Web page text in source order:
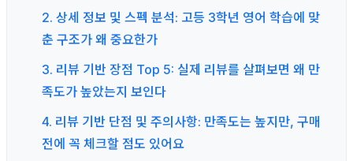
2. 상세 정보 및 스펙 분석: 고등 3학년 영어 학습에 맞
춘 구조가 왜 중요한가
3. 리뷰 기반 장점 Top 5: 실제 리뷰를 살펴보면 왜 만
족도가 높았는지 보인다
4. 리뷰 기반 단점 및 주의사항: 만족도는 높지만, 구매
전에 꼭 체크할 점도 있어요